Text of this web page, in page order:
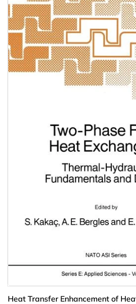
Heat Transfer Enhancement of